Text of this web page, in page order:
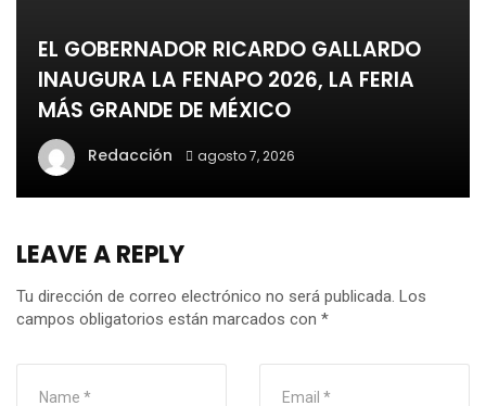
EL GOBERNADOR RICARDO GALLARDO
INAUGURA LA FENAPO 2026, LA FERIA
MÁS GRANDE DE MÉXICO
Redacción agosto 7, 2026
LEAVE A REPLY
Tu dirección de correo electrónico no será publicada. Los
campos obligatorios están marcados con *